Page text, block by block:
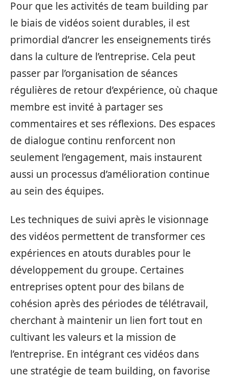
Pour que les activités de team building par
le biais de vidéos soient durables, il est
primordial d’ancrer les enseignements tirés
dans la culture de l’entreprise. Cela peut
passer par l’organisation de séances
régulières de retour d’expérience, où chaque
membre est invité à partager ses
commentaires et ses réflexions. Des espaces
de dialogue continu renforcent non
seulement l’engagement, mais instaurent
aussi un processus d’amélioration continue
au sein des équipes.
Les techniques de suivi après le visionnage
des vidéos permettent de transformer ces
expériences en atouts durables pour le
développement du groupe. Certaines
entreprises optent pour des bilans de
cohésion après des périodes de télétravail,
cherchant à maintenir un lien fort tout en
cultivant les valeurs et la mission de
l’entreprise. En intégrant ces vidéos dans
une stratégie de team building, on favorise